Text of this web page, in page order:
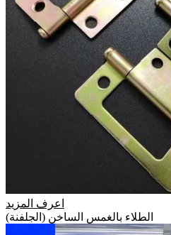
اعرف المزيد
الطلاء بالغمس الساخن (الجلفنة)